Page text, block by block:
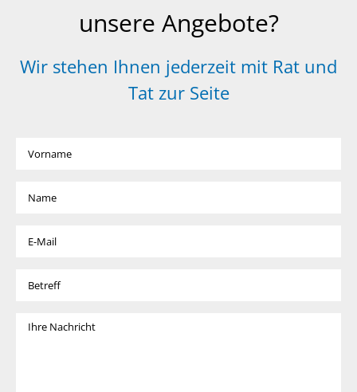
unsere Angebote?
Wir stehen Ihnen jederzeit mit Rat und
Tat zur Seite